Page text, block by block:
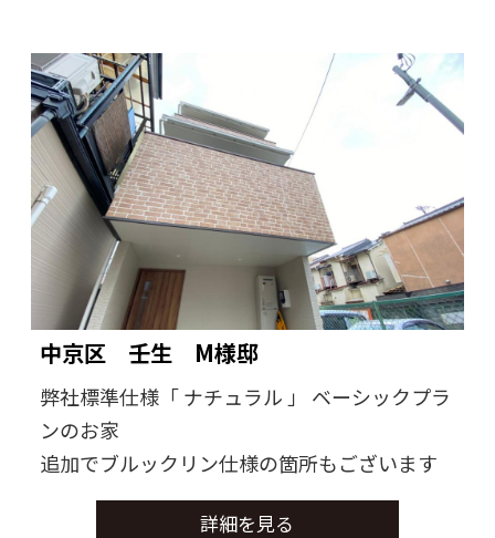
中京区 壬生 M様邸
弊社標準仕様「 ナチュラル 」 ベーシックプラ
ンのお家
追加でブルックリン仕様の箇所もございます
詳細を見る